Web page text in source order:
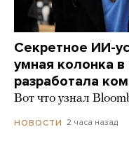
Секретное ИИ-
умная колонка
разработала
Вот что узнал
НОВОСТИ 2 часа назад